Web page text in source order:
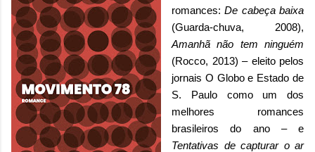
romances:De cabeça baixa
(Guarda-chuva, 2008),
Amanhã não tem ninguém
(Rocco, 2013) – eleito pelos
jornais O Globo e Estado de
S. Paulo como um dos
melhores romances
brasileiros do ano – e
Tentativas de capturar o ar